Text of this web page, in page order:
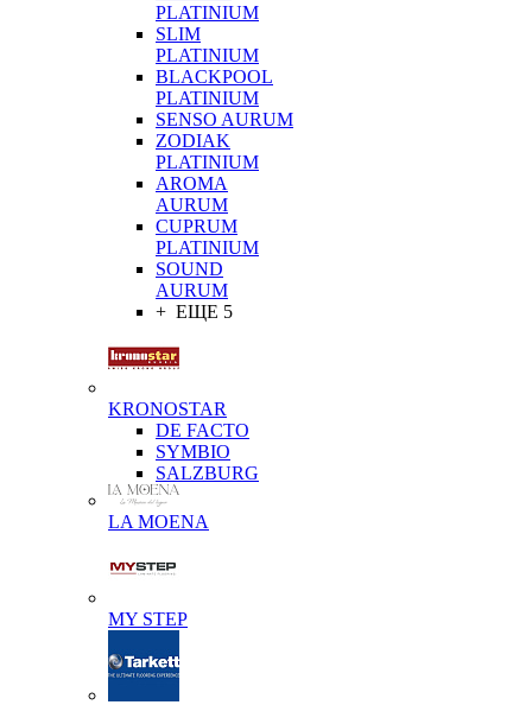
PLATINIUM
SLIM
PLATINIUM
BLACKPOOL
PLATINIUM
SENSO AURUM
ZODIAK
PLATINIUM
AROMA
AURUM
CUPRUM
PLATINIUM
SOUND
AURUM
+ ЕЩЕ 5
KRONOSTAR
DE FACTO
SYMBIO
SALZBURG
LA MOENA
MY STEP